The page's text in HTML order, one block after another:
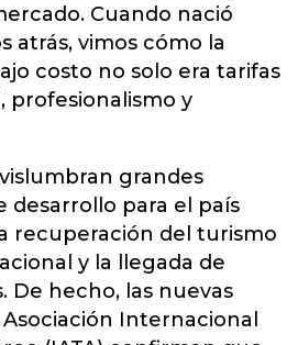
Cuando nació
atrás, vimos cómo la
costo no solo era tarifas
profesionalismo y
grandes
desarrollo para el país
recuperación del turismo
y la llegada de
De hecho, las nuevas
Internacional